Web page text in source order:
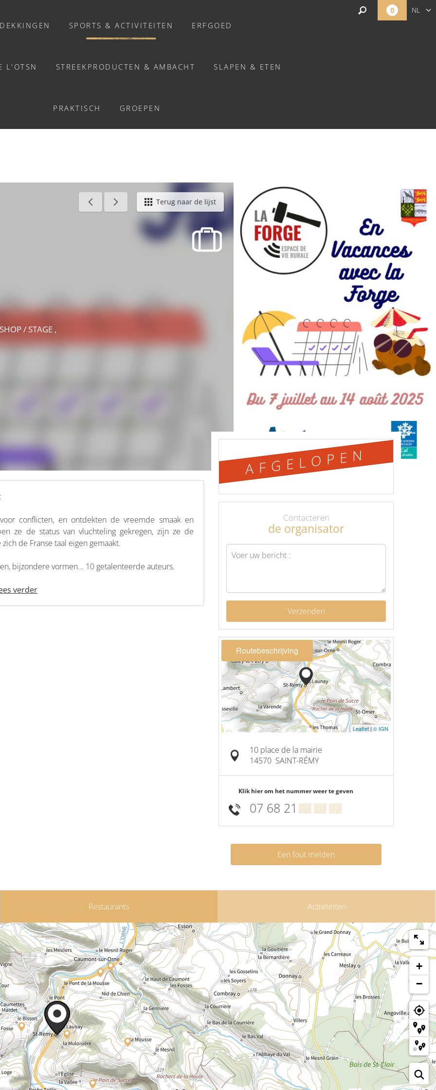
SPORTS & ACTIVITEITEN
Activiteiten
Balades et promenades
Géocaching
Enquête grandeur nature : A la
recherche des lumières disparues
Lokale verenigingen
ERFGOED
L'OTSN STREEKPRODUCTEN & AMBACHT SLAPEN & ETEN
PRAKTISCH GROEPEN
0 NL
JEUNES - SAINT-RÉMY
Accueil jeunes - Saint-Rémy Terug naar de lijst
/ STAGE ,
conflicten, en ontdekten de vreemde smaak en
ze de status van vluchteling gekregen, zijn ze de
de Franse taal eigen gemaakt.
bijzondere vormen... 10 getalenteerde auteurs.
verder
AFGELOPEN
Contacteren
de organisator
Verzenden
Routebeschrijving
Leaflet |© IGN
10 place de la mairie
14570 SAINT-RÉMY
Klik hier om het nummer weer te geven
07 68 21 ▒▒ ▒▒ ▒▒
Een fout melden
Restaurants Activiteiten
+
−